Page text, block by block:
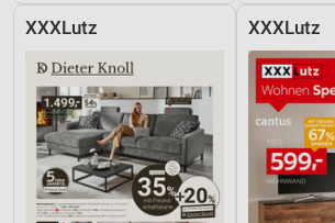
XXXLutz XXXLutz